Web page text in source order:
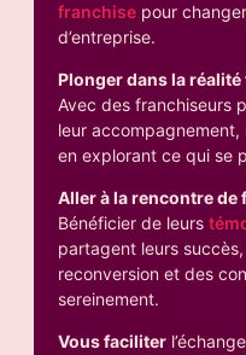
franchisepour
d’entreprise.
Plonger dans la réalité
Avec des franchiseurs
leur accompagnement,
en explorant ce qui se
Aller à la rencontre de
Bénéficier de leurs
partagent leurs
reconversion et des
sereinement.
Vous faciliter